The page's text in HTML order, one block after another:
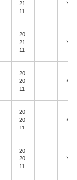
21.
11
￥
20
21.
11
￥
20
20.
11
￥
20
20.
11
￥
20
20.
11
￥